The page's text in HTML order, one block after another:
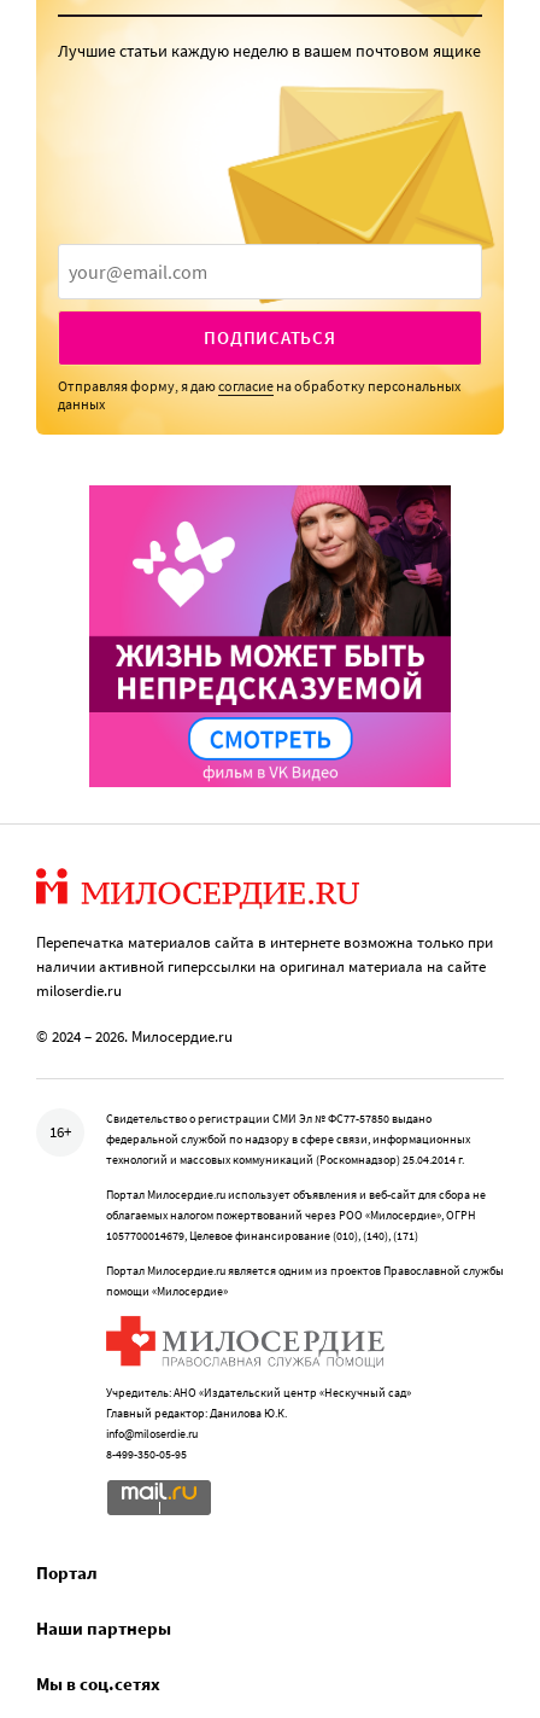
Лучшие статьи каждую неделю в вашем почтовом ящике
ПОДПИСАТЬСЯ
Отправляя форму, я даюсогласие на обработку персональных
данных
Перепечатка материалов сайта в интернете возможна только при
наличии активной гиперссылки на оригинал материала на сайте
miloserdie.ru
© 2024 – 2026. Милосердие.ru
16+
Свидетельство о регистрации СМИ Эл № ФС77-57850 выдано
федеральной службой по надзору в сфере связи, информационных
технологий и массовых коммуникаций (Роскомнадзор) 25.04.2014 г.
Портал Милосердие.ru использует объявления и веб-сайт для сбора не
облагаемых налогом пожертвований через РОО «Милосердие», ОГРН
1057700014679, Целевое финансирование (010), (140), (171)
Портал Милосердие.ru является одним из проектов Православной службы
помощи «Милосердие»
Учредитель: АНО «Издательский центр «Нескучный сад»
Главный редактор: Данилова Ю.К.
info@miloserdie.ru
8-499-350-05-95
Портал
Наши партнеры
Мы в соц.сетях